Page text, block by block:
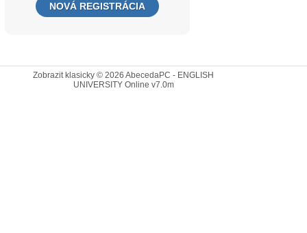
NOVÁ REGISTRÁCIA
Zobrazit klasicky © 2026 AbecedaPC - ENGLISH
UNIVERSITY Online v7.0m